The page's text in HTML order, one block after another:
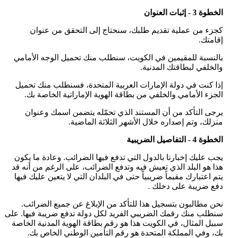
الخطوة 3 - إثبات العنوان
كجزء من عملية تقديم طلبك، سنحتاج إلى التحقق من عنوان
إقامتك.
بالنسبة للمقيمين في الكويت، سنطلب منك تحميل الوجه الأمامي
والخلفي لبطاقتك المدنية.
إذا كنت في دولة الإمارات العربية المتحدة، فسنطلب منك تحميل
الجزء الأمامي والخلفي من بطاقة الهوية الإماراتية الخاصة بك.
يرجى التأكد من أن المستند الذي تحمّله يتضمن اسمك وعنوان
منزلك، وتم إصداره خلال الأشهر الثلاثة الماضية.
الخطوة 4 - التفاصيل الضريبية
يجب عليك إخبارنا بالدول التي تدفع فيها الضرائب. وعادة ما يكون
هذا هو البلد الذي تعيش فيه وتدفع الضرائب، على الرغم من أنه قد
يتم اعتبارك مقيماً ضريبياً حتى في البلدان التي لا يتعين عليك فيها
دفع ضريبة على دخلك .
نحن مطالبون بتسجيل هذا للتأكد من الإبلاغ عن جميع الضرائب.
سنطلب منك رقمك الضريبي الفريد لكل دولة تدفع ضريبة فيها. على
سبيل المثال، في الكويت هذا هو رقم بطاقة الهوية المدنية الخاصة
بك، وفي المملكة المتحدة هو رقم التأمين الوطني الخاص بك.